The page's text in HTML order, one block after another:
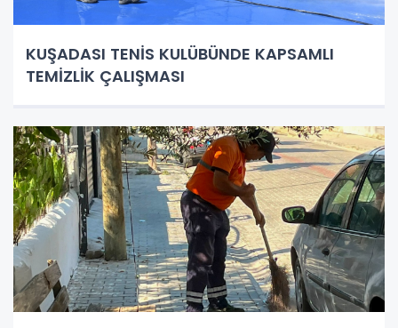
KUŞADASI TENİS KULÜBÜNDE KAPSAMLI
TEMİZLİK ÇALIŞMASI